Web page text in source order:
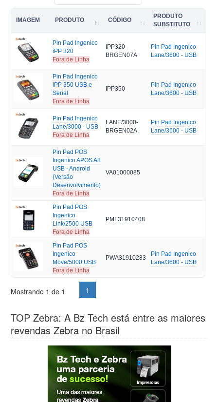
IMAGEM PRODUTO CÓDIGO
PRODUTO
SUBSTITUTO
Pin Pad Ingenico
iPP 320
Fora de Linha
IPP320-
BRGEN07A
Pin Pad Ingenico
Lane/3600 - USB
Pin Pad Ingenico
iPP 350 USB e
Serial
Fora de Linha
IPP350
Pin Pad Ingenico
Lane/3600 - USB
Pin Pad Ingenico
Lane/3000 - USB
Fora de Linha
LANE/3000-
BRGEN02A
Pin Pad Ingenico
Lane/3600 - USB
Pin Pad POS
Ingenico APOS A8
USB - Android
(Versão
Desenvolvimento)
Fora de Linha
VA01000085
Pin Pad POS
Ingenico
Link/2500 USB
Fora de Linha
PMF31910408
Pin Pad POS
Ingenico
Move/5000 USB
Fora de Linha
PWA31910283
Pin Pad Ingenico
Lane/3600 - USB
Mostrando 1 de 1 1
TOP Zebra: A Bz Tech está entre as maiores
revendas Zebra no Brasil